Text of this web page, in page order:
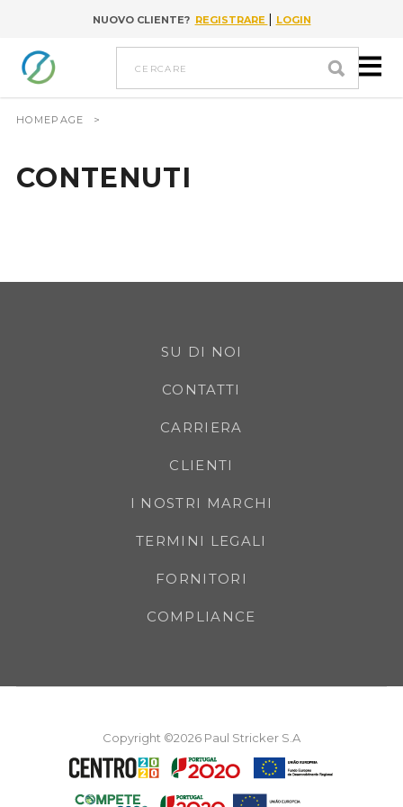
Go to contentNUOVO CLIENTE? REGISTRARE | LOGIN
cercare
HOMEPAGE >
CONTENUTI
SU DI NOI
CONTATTI
CARRIERA
CLIENTI
I NOSTRI MARCHI
TERMINI LEGALI
FORNITORI
COMPLIANCE
Copyright ©2026 Paul Stricker S.A